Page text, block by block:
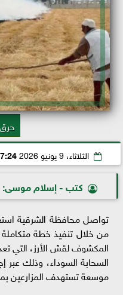
الثلاثاء، 9 يونيو 2026 07:24
كتب - إسلام موسى:
تواصل محافظة الشرقية
من خلال تنفيذ خطة
المكشوف لقش الأرز، التي
السحابة السوداء، وذلك عبر
موسعة تستهدف المزارعين